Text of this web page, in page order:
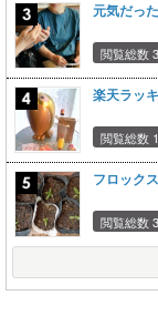
元気だっ
閲覧総数
楽天ラッ
閲覧総数
フロック
閲覧総数